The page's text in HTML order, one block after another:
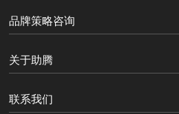
品牌策略咨询
关于助腾
联系我们